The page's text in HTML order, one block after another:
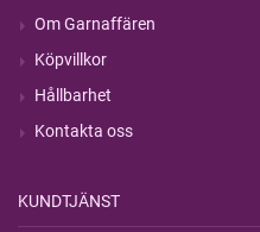
Om Garnaffären
Köpvillkor
Hållbarhet
Kontakta oss
KUNDTJÄNST